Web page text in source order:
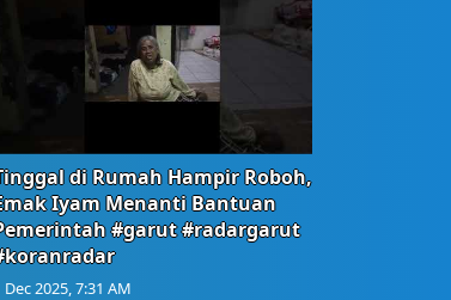
di Rumah Hampir Roboh,
Iyam Menanti Bantuan
#garut #radargarut
Dec 2025, 7:31 AM